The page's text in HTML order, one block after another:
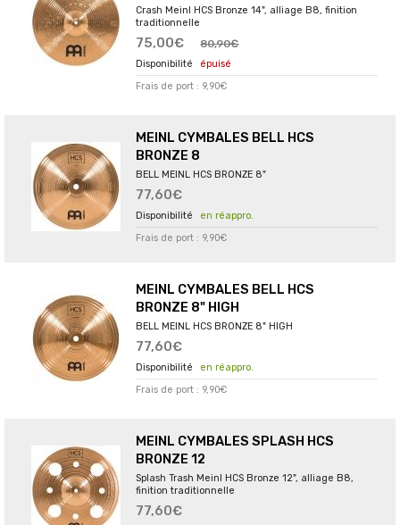
Crash Meinl HCS Bronze 14", alliage B8, finition
traditionnelle
75,00€ 80,90€
épuisé
Frais de port : 9,90€
MEINL CYMBALES BELL HCS
BRONZE 8
BELL MEINL HCS BRONZE 8"
77,60€
en réappro.
Frais de port : 9,90€
MEINL CYMBALES BELL HCS
BRONZE 8" HIGH
BELL MEINL HCS BRONZE 8" HIGH
77,60€
en réappro.
Frais de port : 9,90€
MEINL CYMBALES SPLASH HCS
BRONZE 12
Splash Trash Meinl HCS Bronze 12", alliage B8,
finition traditionnelle
77,60€